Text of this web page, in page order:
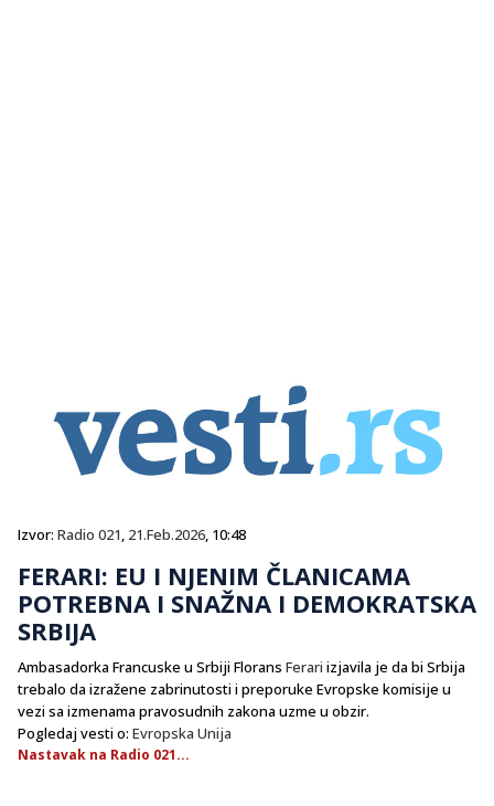
Izvor: Radio 021, 21.Feb.2026, 10:48
FERARI: EU I NJENIM ČLANICAMA
POTREBNA I SNAŽNA I DEMOKRATSKA
SRBIJA
Ambasadorka Francuske u Srbiji Florans Ferari izjavila je da bi Srbija
trebalo da izražene zabrinutosti i preporuke Evropske komisije u
vezi sa izmenama pravosudnih zakona uzme u obzir.
Pogledaj vesti o: Evropska Unija
Nastavak na Radio 021...